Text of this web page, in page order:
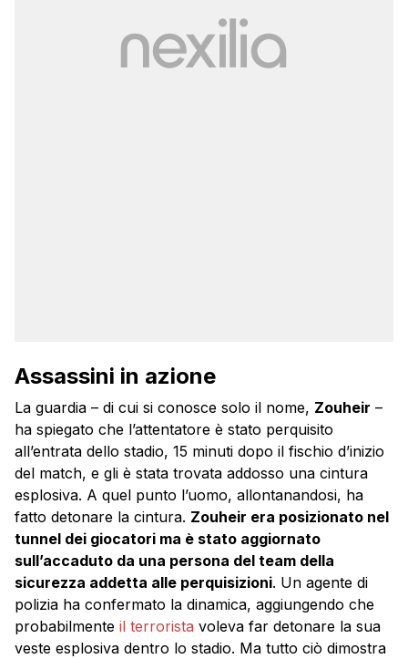
Assassini in azione
La guardia – di cui si conosce solo il nome, Zouheir –
ha spiegato che l’attentatore è stato perquisito
all’entrata dello stadio, 15 minuti dopo il fischio d’inizio
del match, e gli è stata trovata addosso una cintura
esplosiva. A quel punto l’uomo, allontanandosi, ha
fatto detonare la cintura. Zouheir era posizionato nel
tunnel dei giocatori ma è stato aggiornato
sull’accaduto da una persona del team della
sicurezza addetta alle perquisizioni. Un agente di
polizia ha confermato la dinamica, aggiungendo che
probabilmente il terrorista voleva far detonare la sua
veste esplosiva dentro lo stadio. Ma tutto ciò dimostra